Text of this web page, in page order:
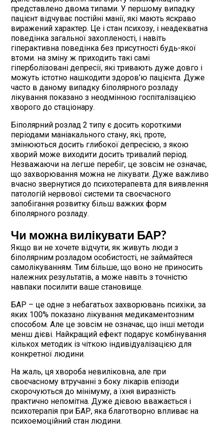
представлено двома типами. У першому випадку
пацієнт відчуває постійні манії, які мають яскраво
виражений характер. Це і стан психозу, і неадекватна
поведінка загальної захопленості, і навіть
гіперактивна поведінка без присутності будь-якої
втоми. на зміну ж приходить такі самі
гіперболізовані депресії, які тривають дуже довго і
можуть істотно нашкодити здоров’ю пацієнта. Дуже
часто в даному випадку біполярного розладу
лікування показано з неодмінною госпіталізацією
хворого до стаціонару.
Біполярний розлад 2 типу є досить короткими
періодами маніакального стану, які, проте,
змінюються досить глибокої депресією, з якою
хворий може виходити досить тривалий період.
Незважаючи на легше перебіг, це зовсім не означає,
що захворювання можна не лікувати. Дуже важливо
вчасно звернутися до психотерапевта для виявлення
патологій нервової системи та своєчасного
запобігання розвитку більш важких форм
біполярного розладу.
Чи можна вилікувати БАР?
Якщо ви не хочете відчути, як живуть люди з
біполярним розладом особистості, не займайтеся
самолікуванням. Тим більше, що воно не приносить
належних результатів, а може навіть з точністю
навпаки посилити ваше становище.
БАР – це одне з небагатьох захворювань психіки, за
яких 100% показано лікування медикаментозним
способом. Але це зовсім не означає, що інші методи
менш дієві. Найкращий ефект подарує комбінування
кількох методик із чіткою індивідуалізацією для
конкретної людини.
На жаль, ця хвороба невиліковна, але при
своєчасному втручанні з боку лікарів епізоди
скорочуються до мінімуму, а їхня виразність
практично непомітна. Дуже дієвою вважається і
психотерапія при БАР, яка благотворно впливає на
психоемоційний стан людини.